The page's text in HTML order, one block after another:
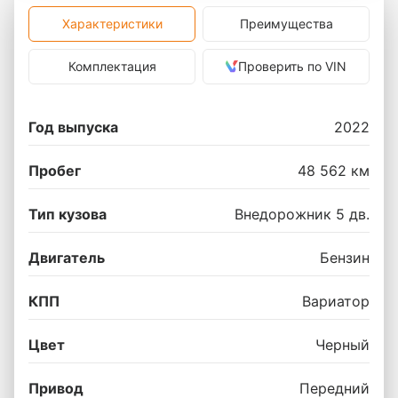
Характеристики Преимущества
Комплектация Проверить по VIN
Год выпуска 2022
Пробег 48 562 км
Тип кузова Внедорожник 5 дв.
Двигатель Бензин
КПП Вариатор
Цвет Черный
Привод Передний